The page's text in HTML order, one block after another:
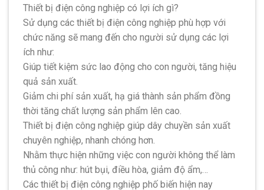
Thiết bị điện công nghiệp có lợi ích gì?
Sử dụng các thiết bị điện công nghiệp phù hợp với
chức năng sẽ mang đến cho người sử dụng các lợi
ích như:
Giúp tiết kiệm sức lao động cho con người, tăng hiệu
quả sản xuất.
Giảm chi phí sản xuất, hạ giá thành sản phẩm đồng
thời tăng chất lượng sản phẩm lên cao.
Thiết bị điện công nghiệp giúp dây chuyền sản xuất
chuyên nghiệp, nhanh chóng hơn.
Nhằm thực hiện những việc con người không thể làm
thủ công như: hút bụi, điều hòa, giảm độ ẩm,…
Các thiết bị điện công nghiệp phố biến hiện nay